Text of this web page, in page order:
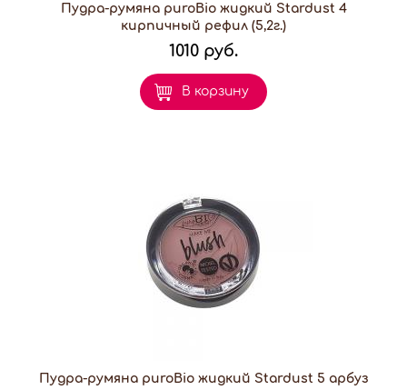
Пудра-румяна puroBio жидкий Stardust 4
кирпичный рефил (5,2г.)
1010 руб.
В корзину
Пудра-румяна puroBio жидкий Stardust 5 арбуз